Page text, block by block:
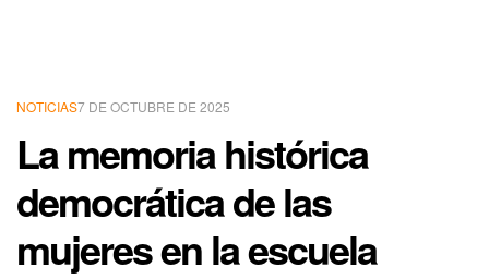
NOTICIAS7 DE OCTUBRE DE 2025
La memoria histórica
democrática de las
mujeres en la escuela